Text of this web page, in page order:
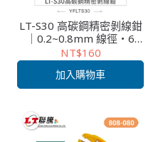
LT-S30 高碳鋼精密剝線鉗
｜0.2~0.8mm 線徑・6
吋・具剪斷軟鐵功能・電
子維修／教育實作首選工
具
NT$160
加入購物車